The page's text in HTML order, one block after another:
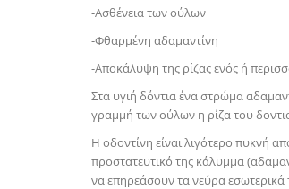
-Ασθένεια των ούλων
-Φθαρμένη αδαμαντίνη
-Αποκάλυψη της ρίζας ενός ή
Στα υγιή δόντια ένα στρώμα
γραμμή των ούλων η ρίζα του
Η οδοντίνη είναι λιγότερο πυκνή
προστατευτικό της κάλυμμα
να επηρεάσουν τα νεύρα